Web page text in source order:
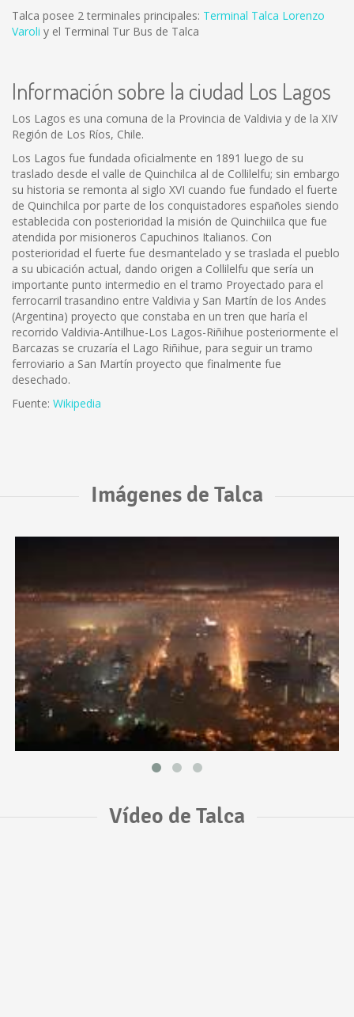
Talca posee 2 terminales principales: Terminal Talca Lorenzo
Varoli y el Terminal Tur Bus de Talca
Información sobre la ciudad Los Lagos
Los Lagos es una comuna de la Provincia de Valdivia y de la XIV
Región de Los Ríos, Chile.
Los Lagos fue fundada oficialmente en 1891 luego de su
traslado desde el valle de Quinchilca al de Collilelfu; sin embargo
su historia se remonta al siglo XVI cuando fue fundado el fuerte
de Quinchilca por parte de los conquistadores españoles siendo
establecida con posterioridad la misión de Quinchiilca que fue
atendida por misioneros Capuchinos Italianos. Con
posterioridad el fuerte fue desmantelado y se traslada el pueblo
a su ubicación actual, dando origen a Collilelfu que sería un
importante punto intermedio en el tramo Proyectado para el
ferrocarril trasandino entre Valdivia y San Martín de los Andes
(Argentina) proyecto que constaba en un tren que haría el
recorrido Valdivia-Antilhue-Los Lagos-Riñihue posteriormente el
Barcazas se cruzaría el Lago Riñihue, para seguir un tramo
ferroviario a San Martín proyecto que finalmente fue
desechado.
Fuente: Wikipedia
Imágenes de Talca
Vídeo de Talca